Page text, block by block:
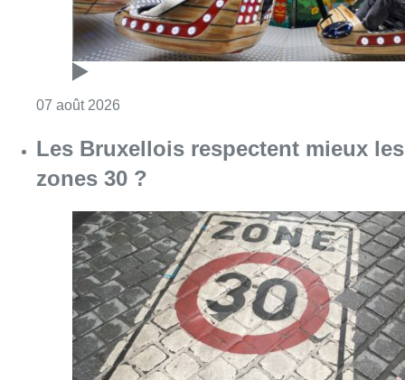
07 août 2026
Les Bruxellois respectent mieux les
zones 30 ?